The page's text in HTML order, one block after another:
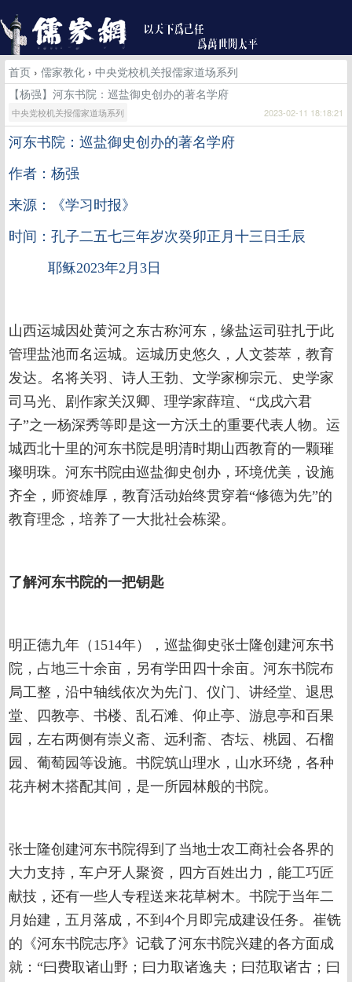
首页 › 儒家教化 › 中央党校机关报儒家道场系列
【杨强】河东书院：巡盐御史创办的著名学府
中央党校机关报儒家道场系列 2023-02-11 18:18:21
河东书院：巡盐御史创办的著名学府
作者：杨强
来源：《学习时报》
时间：孔子二五七三年岁次癸卯正月十三日壬辰
耶稣2023年2月3日
山西运城因处黄河之东古称河东，缘盐运司驻扎于此
管理盐池而名运城。运城历史悠久，人文荟萃，教育
发达。名将关羽、诗人王勃、文学家柳宗元、史学家
司马光、剧作家关汉卿、理学家薛瑄、“戊戌六君
子”之一杨深秀等即是这一方沃土的重要代表人物。运
城西北十里的河东书院是明清时期山西教育的一颗璀
璨明珠。河东书院由巡盐御史创办，环境优美，设施
齐全，师资雄厚，教育活动始终贯穿着“修德为先”的
教育理念，培养了一大批社会栋梁。
了解河东书院的一把钥匙
明正德九年（1514年），巡盐御史张士隆创建河东书
院，占地三十余亩，另有学田四十余亩。河东书院布
局工整，沿中轴线依次为先门、仪门、讲经堂、退思
堂、四教亭、书楼、乱石滩、仰止亭、游息亭和百果
园，左右两侧有崇义斋、远利斋、杏坛、桃园、石榴
园、葡萄园等设施。书院筑山理水，山水环绕，各种
花卉树木搭配其间，是一所园林般的书院。
张士隆创建河东书院得到了当地士农工商社会各界的
大力支持，车户牙人聚资，四方百姓出力，能工巧匠
献技，还有一些人专程送来花草树木。书院于当年二
月始建，五月落成，不到4个月即完成建设任务。崔铣
的《河东书院志序》记载了河东书院兴建的各方面成
就：“曰费取诸山野；曰力取诸逸夫；曰范取诸古；曰